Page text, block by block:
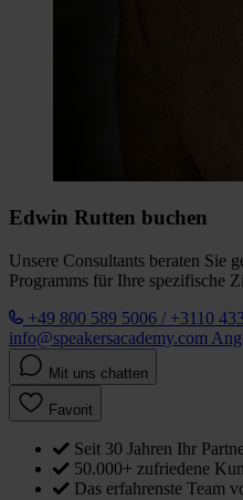
Edwin Rutten buchen
Unsere Consultants beraten Sie
Programms für Ihre spezifische
+49 800 589 5006 / +3110
info@speakersacademy.com
Mit uns chatten
Favorit
Seit 30 Jahren Ihr
50.000+ zufriedene
Das erfahrenste Team